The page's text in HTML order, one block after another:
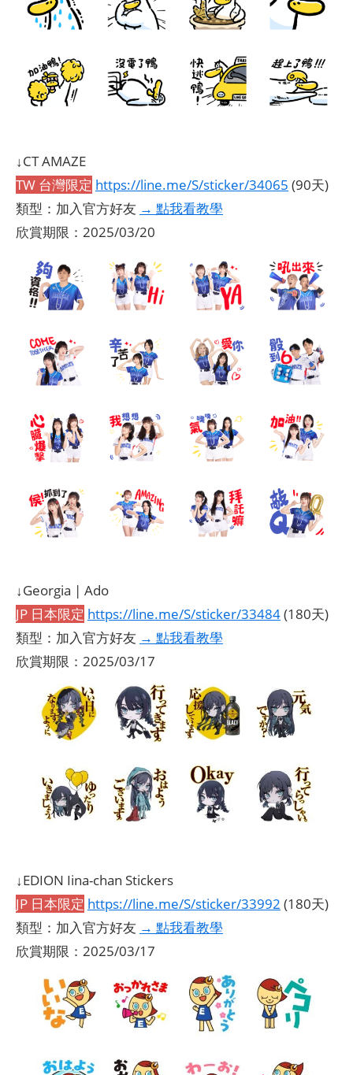
↓CT AMAZE
TW 台灣限定 https://line.me/S/sticker/34065 (90天)
類型：加入官方好友 → 點我看教學
欣賞期限：2025/03/20
↓Georgia | Ado
JP 日本限定 https://line.me/S/sticker/33484(180天)
類型：加入官方好友 → 點我看教學
欣賞期限：2025/03/17
↓EDION Iina-chan Stickers
JP 日本限定 https://line.me/S/sticker/33992 (180天)
類型：加入官方好友 → 點我看教學
欣賞期限：2025/03/17